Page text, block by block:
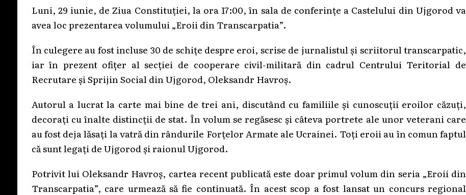
Luni, 29 iunie, de Ziua Constituției, la ora 17:00, în sala de conferințe a Castelului din Ujgorod va
avea loc prezentarea volumului „Eroii din Transcarpatia”.
În culegere au fost incluse 30 de schițe despre eroi, scrise de jurnalistul și scriitorul transcarpatic,
iar în prezent ofițer al secției de cooperare civil-militară din cadrul Centrului Teritorial de
Recrutare și Sprijin Social din Ujgorod, Oleksandr Havroș.
Autorul a lucrat la carte mai bine de trei ani, discutând cu familiile și cunoscuții eroilor căzuți,
decorați cu înalte distincții de stat. În volum se regăsesc și câteva portrete ale unor veterani care
au fost deja lăsați la vatră din rândurile Forțelor Armate ale Ucrainei. Toți eroii au în comun faptul
că sunt legați de Ujgorod și raionul Ujgorod.
Potrivit lui Oleksandr Havroș, cartea recent publicată este doar primul volum din seria „Eroii din
Transcarpatia”, care urmează să fie continuată. În acest scop a fost lansat un concurs regional